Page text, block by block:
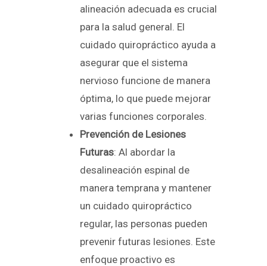
alineación adecuada es crucial
para la salud general. El
cuidado quiropráctico ayuda a
asegurar que el sistema
nervioso funcione de manera
óptima, lo que puede mejorar
varias funciones corporales.
Prevención de Lesiones
Futuras: Al abordar la
desalineación espinal de
manera temprana y mantener
un cuidado quiropráctico
regular, las personas pueden
prevenir futuras lesiones. Este
enfoque proactivo es